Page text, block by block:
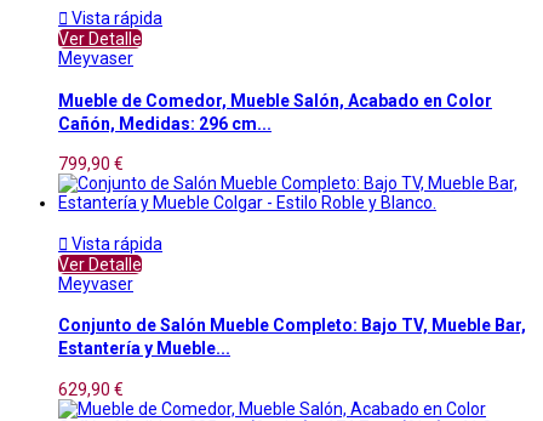
 Vista rápida
Ver Detalle
Meyvaser
Mueble de Comedor, Mueble Salón, Acabado en Color
Cañón, Medidas: 296 cm...
799,90 €
 Vista rápida
Ver Detalle
Meyvaser
Conjunto de Salón Mueble Completo: Bajo TV, Mueble Bar,
Estantería y Mueble...
629,90 €